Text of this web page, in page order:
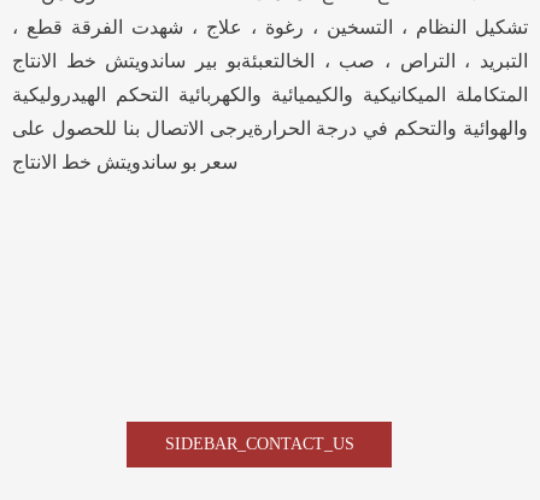
تشكيل النظام ، التسخين ، رغوة ، علاج ، شهدت الفرقة قطع ،
التبريد ، التراص ، صب ، الخالتعبئةبو بير ساندويتش خط الانتاج
المتكاملة الميكانيكية والكيميائية والكهربائية التحكم الهيدروليكية
والهوائية والتحكم في درجة الحرارةيرجى الاتصال بنا للحصول على
سعر بو ساندويتش خط الانتاج
SIDEBAR_CONTACT_US